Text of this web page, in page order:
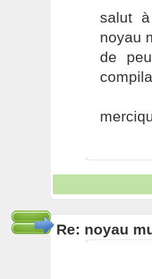
salut
noyau
de
Re: noyau